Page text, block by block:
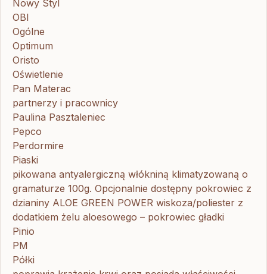
Nowy Styl
OBI
Ogólne
Optimum
Oristo
Oświetlenie
Pan Materac
partnerzy i pracownicy
Paulina Pasztaleniec
Pepco
Perdormire
Piaski
pikowana antyalergiczną włókniną klimatyzowaną o
gramaturze 100g. Opcjonalnie dostępny pokrowiec z
dzianiny ALOE GREEN POWER wiskoza/poliester z
dodatkiem żelu aloesowego – pokrowiec gładki
Pinio
PM
Półki